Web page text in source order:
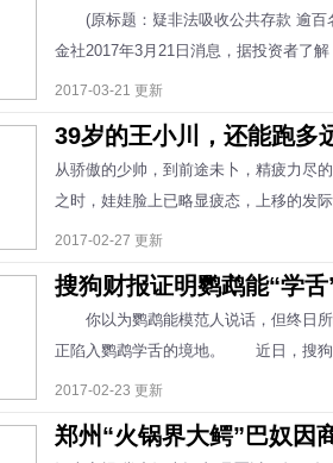
(原标题：疑非法吸收公共存款 逾
金社2017年3月21日消息，据投资者了
2017-03-21 更新
39岁的王小川，还能跑多
从骄傲的少帅，到前途未卜，精疲力尽
之时，娃娃脸上已略显疲态，上移的发
2017-02-27 更新
搜狗财报证明鹦鹉能“学
你以为鹦鹉能模范人说话，但终日所
正陷入鹦鹉学舌的境地。 近日，搜狗
2017-02-23 更新
郑州“火锅界大鳄”巴奴因